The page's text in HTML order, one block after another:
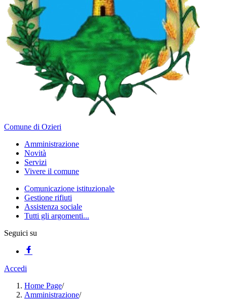
Comune di Ozieri
Amministrazione
Novità
Servizi
Vivere il comune
Comunicazione istituzionale
Gestione rifiuti
Assistenza sociale
Tutti gli argomenti...
Seguici su
Accedi
Home Page/
Amministrazione/